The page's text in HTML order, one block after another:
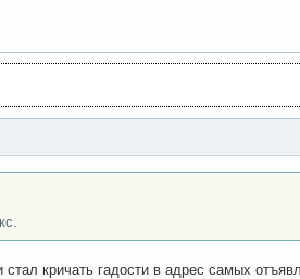
кричать гадости в адрес самых